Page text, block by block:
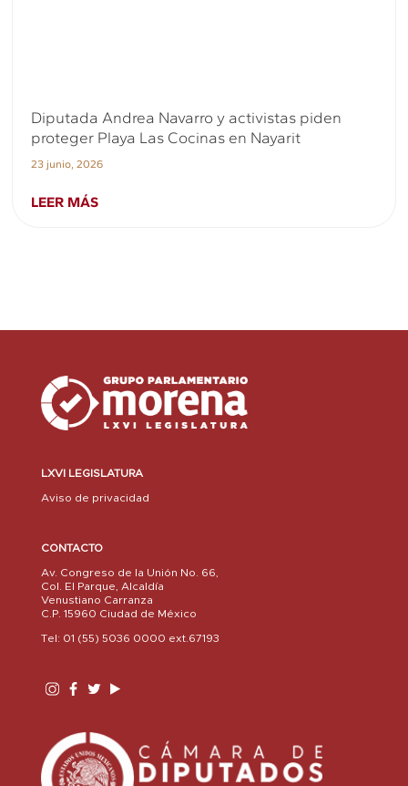
Diputada Andrea Navarro y activistas piden
proteger Playa Las Cocinas en Nayarit
23 junio, 2026
LEER MÁS
LXVI LEGISLATURA
Aviso de privacidad
CONTACTO
Av. Congreso de la Unión No. 66,
Col. El Parque, Alcaldía
Venustiano Carranza
C.P. 15960 Ciudad de México
Tel: 01 (55) 5036 0000 ext.67193